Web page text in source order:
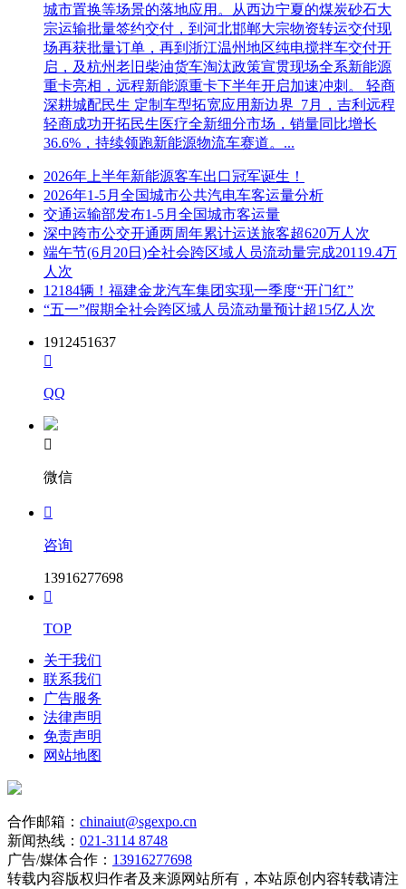
城市置换等场景的落地应用。从西边宁夏的煤炭砂石大
宗运输批量签约交付，到河北邯郸大宗物资转运交付现
场再获批量订单，再到浙江温州地区纯电搅拌车交付开
启，及杭州老旧柴油货车淘汰政策宣贯现场全系新能源
重卡亮相，远程新能源重卡下半年开启加速冲刺。 轻商
深耕城配民生 定制车型拓宽应用新边界 7月，吉利远程
轻商成功开拓民生医疗全新细分市场，销量同比增长
36.6%，持续领跑新能源物流车赛道。...
2026年上半年新能源客车出口冠军诞生！
2026年1-5月全国城市公共汽电车客运量分析
交通运输部发布1-5月全国城市客运量
深中跨市公交开通两周年累计运送旅客超620万人次
端午节(6月20日)全社会跨区域人员流动量完成20119.4万
人次
12184辆！福建金龙汽车集团实现一季度“开门红”
“五一”假期全社会跨区域人员流动量预计超15亿人次
1912451637

QQ

微信

咨询
13916277698

TOP
关于我们
联系我们
广告服务
法律声明
免责声明
网站地图
合作邮箱： chinaiut@sgexpo.cn
新闻热线： 021-3114 8748
广告/媒体合作： 13916277698
转载内容版权归作者及来源网站所有，本站原创内容转载请注